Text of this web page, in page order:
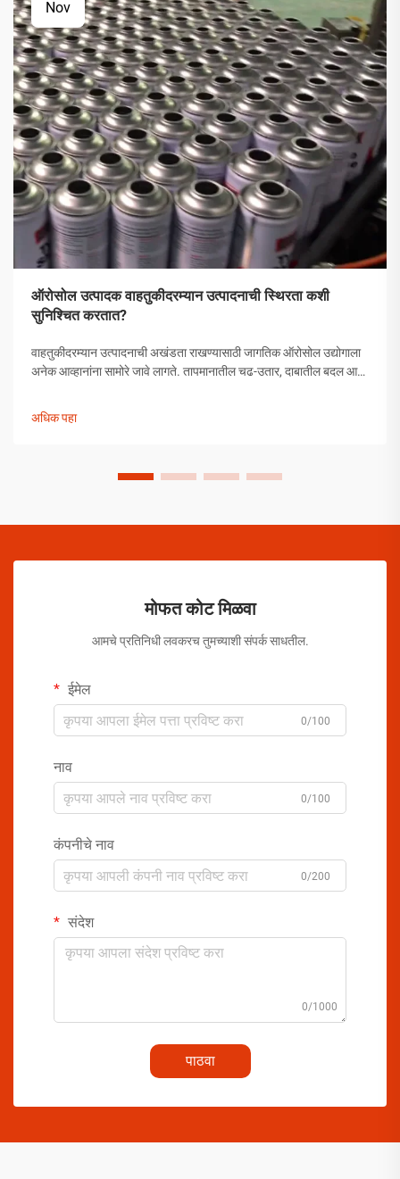
Nov
ऑरोसोल उत्पादक वाहतुकीदरम्यान उत्पादनाची स्थिरता कशी
सुनिश्चित करतात?
वाहतुकीदरम्यान उत्पादनाची अखंडता राखण्यासाठी जागतिक ऑरोसोल उद्योगाला
अनेक आव्हानांना सामोरे जावे लागते. तापमानातील चढ-उतार, दाबातील बदल आणि
उपाययोजना राबविल्या पाहिजेत.
अधिक पहा
मोफत कोट मिळवा
आमचे प्रतिनिधी लवकरच तुमच्याशी संपर्क साधतील.
ईमेल
0/100
नाव
0/100
कंपनीचे नाव
0/200
संदेश
0/1000
पाठवा